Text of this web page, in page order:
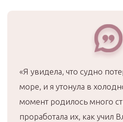
«Я увидела, что судно
море, и я утонула в
момент родилось много
проработала их, как учил